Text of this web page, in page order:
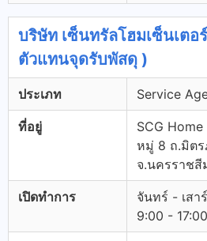
บริษัท เซ็นทรัลโฮมเซ็นเต
ตัวแทนจุดรับพัสดุ )
ประเภท Service
ที่อยู่
SCG
หมู่ 8 ถ.มิตร
จ.นครราชสี
เปิดทำการ
จันทร์ - เสาร์
9:00 - 17:00